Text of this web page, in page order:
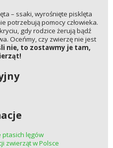
– ssaki, wyrośnięte pisklęta
potrzebują pomocy człowieka.
gdy rodzice żerują bądź
Oceńmy, czy zwierzę nie jest
nie, to zostawmy je tam,
lęgów
zwierząt w Polsce